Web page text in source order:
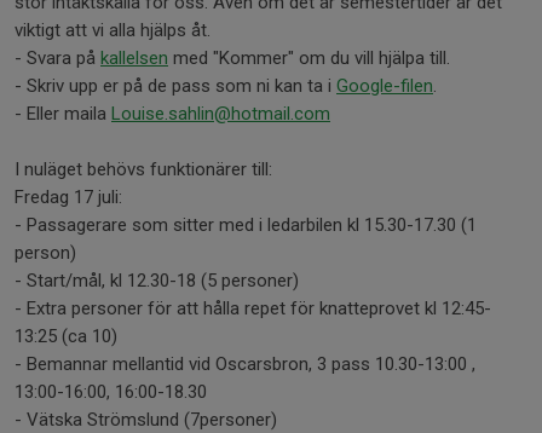
viktigt att vi alla hjälps åt.
- Svara på kallelsen med "Kommer" om du vill hjälpa till.
- Skriv upp er på de pass som ni kan ta i Google-filen.
- Eller maila Louise.sahlin@hotmail.com
I nuläget behövs funktionärer till:
Fredag 17 juli:
- Passagerare som sitter med i ledarbilen kl 15.30-17.30 (1
person)
- Start/mål, kl 12.30-18 (5 personer)
- Extra personer för att hålla repet för knatteprovet kl 12:45-
13:25 (ca 10)
- Bemannar mellantid vid Oscarsbron, 3 pass 10.30-13:00 ,
13:00-16:00, 16:00-18.30
- Vätska Strömslund (7personer)